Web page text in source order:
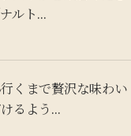
ルト...
くまで贅沢な味わい
るよう...